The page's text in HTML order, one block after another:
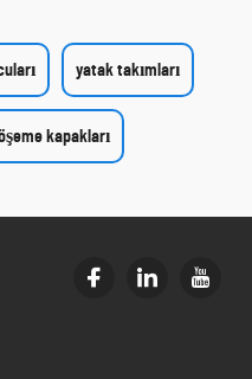
yatak takımları
kapakları